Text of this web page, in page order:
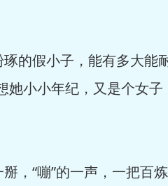
假小子，能有多大能
小小年纪，又是个女
“嘣”的一声，一把百炼